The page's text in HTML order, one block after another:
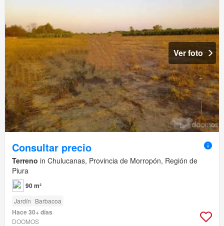
Ver foto
Consultar precio
Terreno in Chulucanas, Provincia de Morropón, Región de
Piura
90 m²
Jardín Barbacoa
Hace 30+ días
DOOMOS